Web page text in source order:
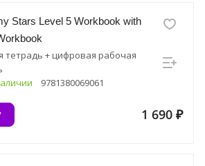
Stars Level 5 Workbook with
тетрадь + цифровая рабочая
9781380069061
1 690 ₽